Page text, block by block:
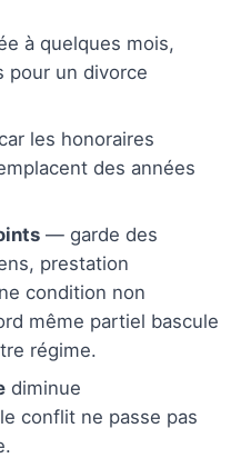
à quelques mois,
pour un divorce
les honoraires
des années
— garde des
prestation
condition non
même partiel bascule
régime.
diminue
conflit ne passe pas